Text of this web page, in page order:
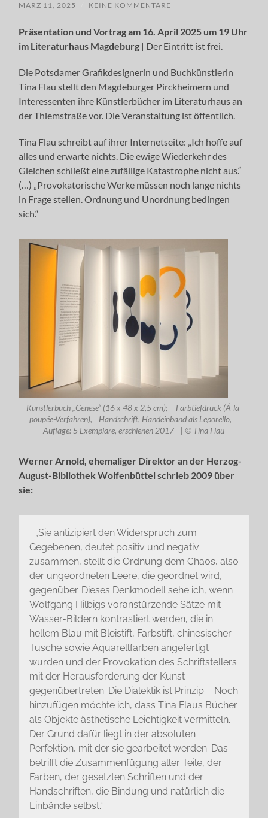
MÄRZ 11, 2025 KEINE KOMMENTARE
Präsentation und Vortrag am 16. April 2025 um 19 Uhr
im Literaturhaus Magdeburg | Der Eintritt ist frei.
Die Potsdamer Grafikdesignerin und Buchkünstlerin
Tina Flau stellt den Magdeburger Pirckheimern und
Interessenten ihre Künstlerbücher im Literaturhaus an
der Thiemstraße vor. Die Veranstaltung ist öffentlich.
Tina Flau schreibt auf ihrer Internetseite: „Ich hoffe auf
alles und erwarte nichts. Die ewige Wiederkehr des
Gleichen schließt eine zufällige Katastrophe nicht aus.“
(…) „Provokatorische Werke müssen noch lange nichts
in Frage stellen. Ordnung und Unordnung bedingen
sich.“
Künstlerbuch „Genese“ (16 x 48 x 2,5 cm); Farbtiefdruck (Á-la-
poupée-Verfahren), Handschrift, Handeinband als Leporello,
Auflage: 5 Exemplare, erschienen 2017 | © Tina Flau
Werner Arnold, ehemaliger Direktor an der Herzog-
August-Bibliothek Wolfenbüttel schrieb 2009 über
sie:
„Sie antizipiert den Widerspruch zum
Gegebenen, deutet positiv und negativ
zusammen, stellt die Ordnung dem Chaos, also
der ungeordneten Leere, die geordnet wird,
gegenüber. Dieses Denkmodell sehe ich, wenn
Wolfgang Hilbigs voranstürzende Sätze mit
Wasser-Bildern kontrastiert werden, die in
hellem Blau mit Bleistift, Farbstift, chinesischer
Tusche sowie Aquarellfarben angefertigt
wurden und der Provokation des Schriftstellers
mit der Herausforderung der Kunst
gegenübertreten. Die Dialektik ist Prinzip. Noch
hinzufügen möchte ich, dass Tina Flaus Bücher
als Objekte ästhetische Leichtigkeit vermitteln.
Der Grund dafür liegt in der absoluten
Perfektion, mit der sie gearbeitet werden. Das
betrifft die Zusammenfügung aller Teile, der
Farben, der gesetzten Schriften und der
Handschriften, die Bindung und natürlich die
Einbände selbst.“